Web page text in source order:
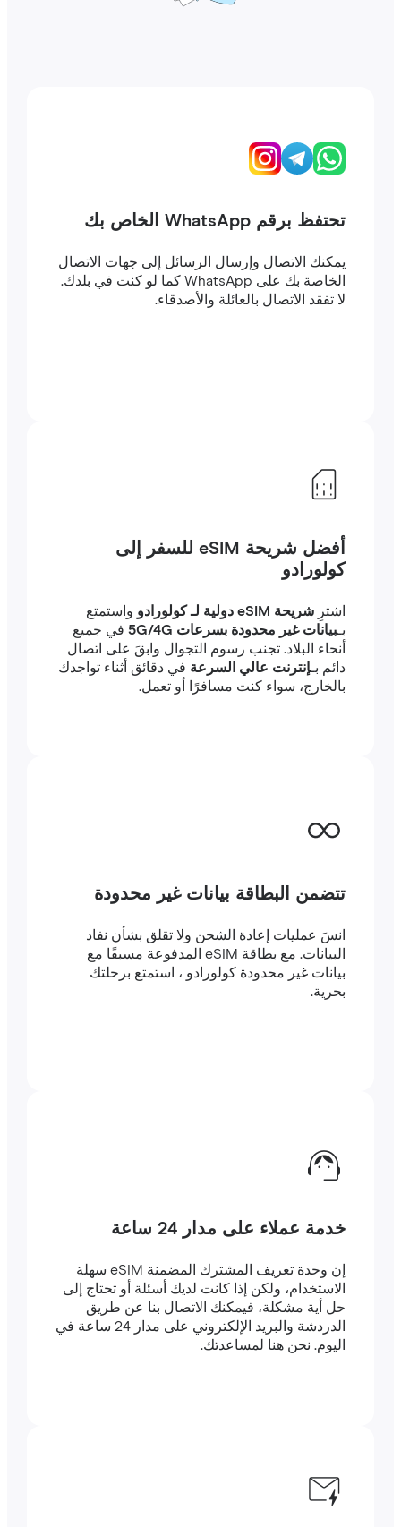
تحتفظ برقم WhatsApp الخاص بك
يمكنك الاتصال وإرسال الرسائل إلى جهات الاتصال
الخاصة بك على WhatsApp كما لو كنت في بلدك.
لا تفقد الاتصال بالعائلة والأصدقاء.
أفضل شريحة eSIM للسفر إلى
كولورادو
شريحة eSIM دولية لـ كولورادو
واستمتع
بيانات غير محدودة بسرعات 5G/4G
في جميع
أنحاء البلاد. تجنب رسوم التجوال وابقَ على اتصال
إنترنت عالي السرعةفي دقائق أثناء تواجدك
بالخارج، سواء كنت مسافرًا أو تعمل.
تتضمن البطاقة بيانات غير محدودة
انسَ عمليات إعادة الشحن ولا تقلق بشأن نفاد
البيانات. مع بطاقة eSIM المدفوعة مسبقًا مع
بيانات غير محدودة كولورادو ، استمتع برحلتك
خدمة عملاء على مدار 24 ساعة
إن وحدة تعريف المشترك المضمنة eSIM سهلة
الاستخدام، ولكن إذا كانت لديك أسئلة أو تحتاج إلى
حل أية مشكلة، فيمكنك الاتصال بنا عن طريق
الدردشة والبريد الإلكتروني على مدار 24 ساعة في
اليوم. نحن هنا لمساعدتك.